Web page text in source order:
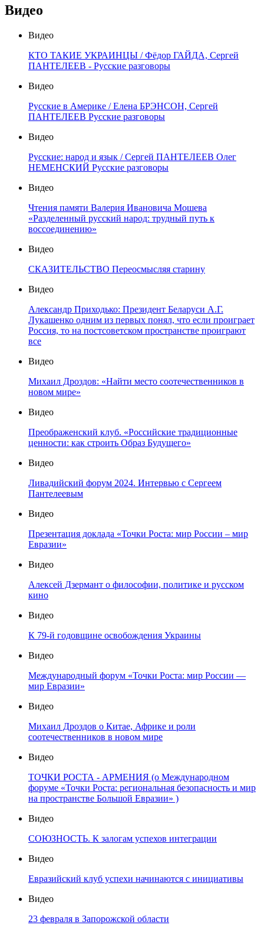
Видео
Видео
КТО ТАКИЕ УКРАИНЦЫ / Фёдор ГАЙДА, Сергей
ПАНТЕЛЕЕВ - Русские разговоры
Видео
Русские в Америке / Елена БРЭНСОН, Сергей
ПАНТЕЛЕЕВ Русские разговоры
Видео
Русские: народ и язык / Сергей ПАНТЕЛЕЕВ Олег
НЕМЕНСКИЙ Русские разговоры
Видео
Чтения памяти Валерия Ивановича Мошева
«Разделенный русский народ: трудный путь к
воссоединению»
Видео
СКАЗИТЕЛЬСТВО Переосмысляя старину
Видео
Александр Приходько: Президент Беларуси А.Г.
Лукашенко одним из первых понял, что если проиграет
Россия, то на постсоветском пространстве проиграют
все
Видео
Михаил Дроздов: «Найти место соотечественников в
новом мире»
Видео
Преображенский клуб. «Российские традиционные
ценности: как строить Образ Будущего»
Видео
Ливадийский форум 2024. Интервью с Сергеем
Пантелеевым
Видео
Презентация доклада «Точки Роста: мир России – мир
Евразии»
Видео
Алексей Дзермант о философии, политике и русском
кино
Видео
К 79-й годовщине освобождения Украины
Видео
Международный форум «Точки Роста: мир России —
мир Евразии»
Видео
Михаил Дроздов о Китае, Африке и роли
соотечественников в новом мире
Видео
ТОЧКИ РОСТА - АРМЕНИЯ (о Международном
форуме «Точки Роста: региональная безопасность и мир
на пространстве Большой Евразии» )
Видео
СОЮЗНОСТЬ. К залогам успехов интеграции
Видео
Евразийский клуб успехи начинаются с инициативы
Видео
23 февраля в Запорожской области